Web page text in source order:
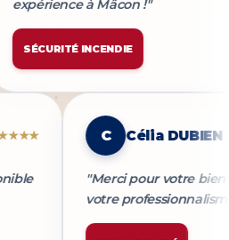
à Mâcon !"
SÉCURITÉ INCENDIE
★★★★★ C Célia
"Merci pour votre
votre